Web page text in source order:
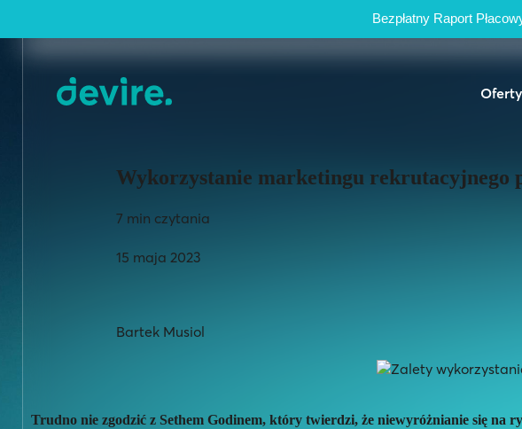
Bezpłatny Raport
Wykorzystanie marketingu rekrutacyjnego
7 min czytania
15 maja 2023
Bartek Musiol
Trudno nie zgodzić z Sethem Godinem, który twierdzi, że niewyróżnianie się